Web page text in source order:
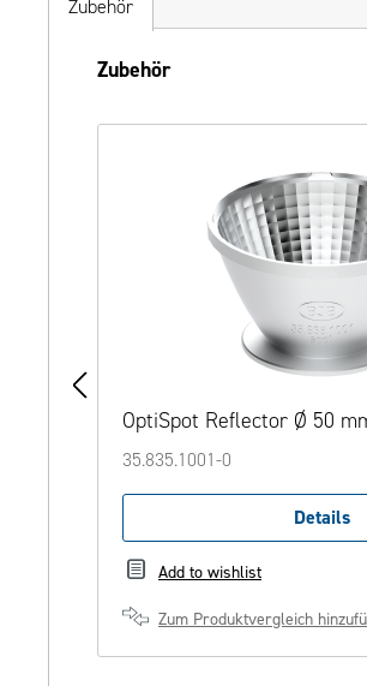
Zubehör
Produktgalerie überspringen
Zubehör
OptiSpot Reflector Ø 50
35.835.1001-0
Details
Add to wishlist
Zum Produktvergleich